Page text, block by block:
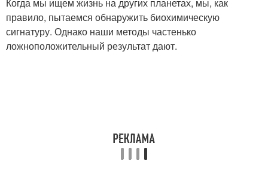
правило, пытаемся обнаружить биохимическую
сигнатуру. Однако наши методы частенько
ложноположительный результат дают.